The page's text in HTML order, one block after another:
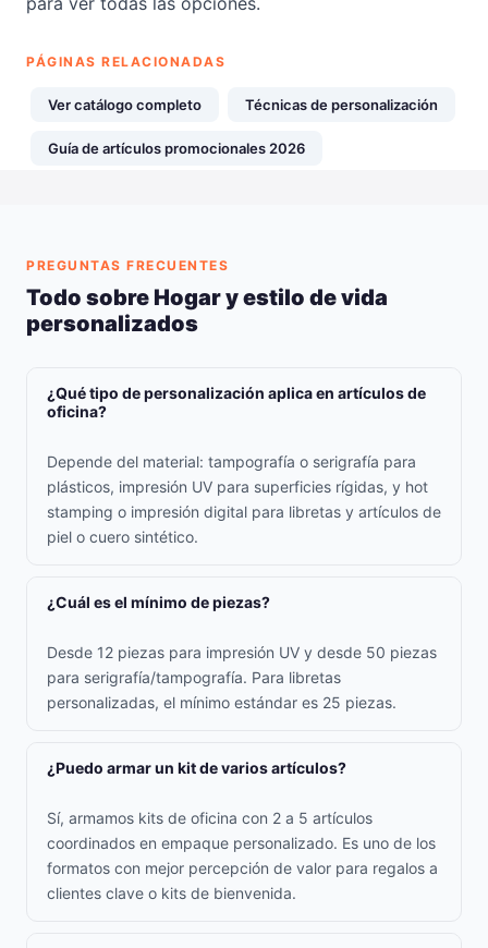
PÁGINAS RELACIONADAS
Ver catálogo completo Técnicas de personalización
Guía de artículos promocionales 2026
PREGUNTAS FRECUENTES
Todo sobre Hogar y estilo de vida
personalizados
¿Qué tipo de personalización aplica en artículos de
oficina?
Depende del material: tampografía o serigrafía para
plásticos, impresión UV para superficies rígidas, y hot
stamping o impresión digital para libretas y artículos de
piel o cuero sintético.
¿Cuál es el mínimo de piezas?
Desde 12 piezas para impresión UV y desde 50 piezas
para serigrafía/tampografía. Para libretas
personalizadas, el mínimo estándar es 25 piezas.
¿Puedo armar un kit de varios artículos?
Sí, armamos kits de oficina con 2 a 5 artículos
coordinados en empaque personalizado. Es uno de los
formatos con mejor percepción de valor para regalos a
clientes clave o kits de bienvenida.